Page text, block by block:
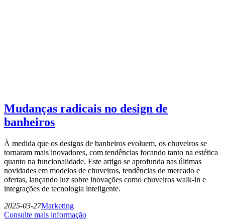
Mudanças radicais no design de
banheiros
À medida que os designs de banheiros evoluem, os chuveiros se
tornaram mais inovadores, com tendências focando tanto na estética
quanto na funcionalidade. Este artigo se aprofunda nas últimas
novidades em modelos de chuveiros, tendências de mercado e
ofertas, lançando luz sobre inovações como chuveiros walk-in e
integrações de tecnologia inteligente.
2025-03-27Marketing
Consulte mais informação